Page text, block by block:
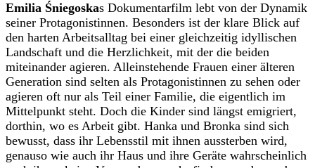
Emilia Śniegoskas Dokumentarfilm lebt von der Dynamik
seiner Protagonistinnen. Besonders ist der klare Blick auf
den harten Arbeitsalltag bei einer gleichzeitig idyllischen
Landschaft und die Herzlichkeit, mit der die beiden
miteinander agieren. Alleinstehende Frauen einer älteren
Generation sind selten als Protagonistinnen zu sehen oder
agieren oft nur als Teil einer Familie, die eigentlich im
Mittelpunkt steht. Doch die Kinder sind längst emigriert,
dorthin, wo es Arbeit gibt. Hanka und Bronka sind sich
bewusst, dass ihr Lebensstil mit ihnen aussterben wird,
genauso wie auch ihr Haus und ihre Geräte wahrscheinlich